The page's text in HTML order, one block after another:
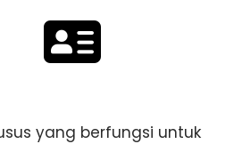
yang berfungsi untuk